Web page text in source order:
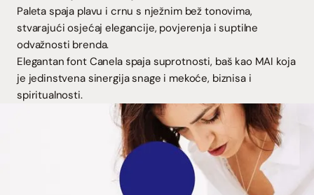
Paleta spaja plavu i crnu s nježnim bež tonovima,
stvarajući osjećaj elegancije, povjerenja i suptilne
odvažnosti brenda.
Elegantan font Canela spaja suprotnosti, baš kao MAI koja
je jedinstvena sinergija snage i mekoće, biznisa i
spiritualnosti.